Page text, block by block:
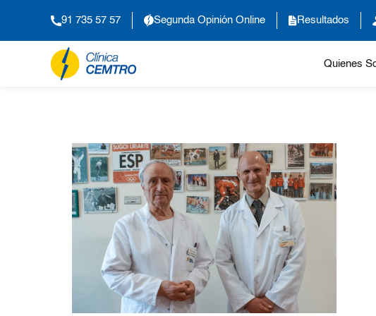
91 735 57 57 Segunda Opinión Online Resultados
Quienes